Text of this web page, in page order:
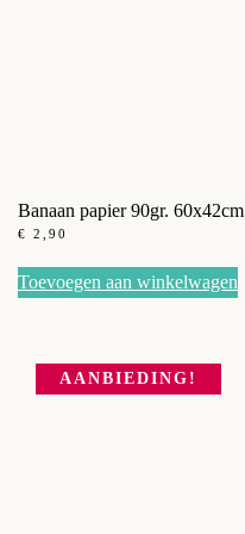
Banaan papier 90gr. 60x42cm
€ 2,90
Toevoegen aan winkelwagen
AANBIEDING!